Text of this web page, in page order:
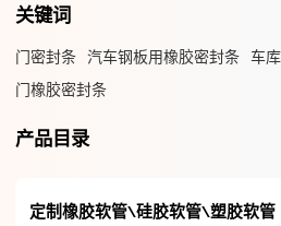
关键词
门密封条 汽车钢板用橡胶密封条 车
门橡胶密封条
产品目录
定制橡胶软管\硅胶软管\塑胶软管